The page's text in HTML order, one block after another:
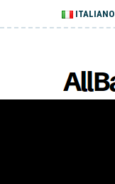
ITALIANO